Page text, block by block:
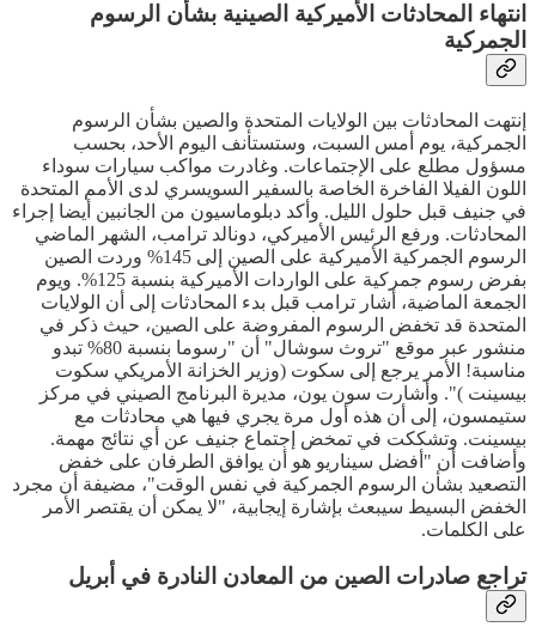
انتهاء المحادثات الأميركية الصينية بشأن الرسوم
الجمركية
إنتهت المحادثات بين الولايات المتحدة والصين بشأن الرسوم
الجمركية، يوم أمس السبت، وستستأنف اليوم الأحد، بحسب
مسؤول مطلع على الإجتماعات. وغادرت مواكب سيارات سوداء
اللون الفيلا الفاخرة الخاصة بالسفير السويسري لدى الأمم المتحدة
في جنيف قبل حلول الليل. وأكد دبلوماسيون من الجانبين أيضا إجراء
المحادثات. ورفع الرئيس الأميركي، دونالد ترامب، الشهر الماضي
الرسوم الجمركية الأميركية على الصين إلى 145% وردت الصين
بفرض رسوم جمركية على الواردات الأميركية بنسبة 125%. ويوم
الجمعة الماضية، أشار ترامب قبل بدء المحادثات إلى أن الولايات
المتحدة قد تخفض الرسوم المفروضة على الصين، حيث ذكر في
منشور عبر موقع "تروث سوشال" أن "رسوما بنسبة 80% تبدو
مناسبة! الأمر يرجع إلى سكوت (وزير الخزانة الأمريكي سكوت
بيسينت )". وأشارت سون يون، مديرة البرنامج الصيني في مركز
ستيمسون، إلى أن هذه أول مرة يجري فيها هي محادثات مع
بيسينت. وتشككت في تمخض إجتماع جنيف عن أي نتائج مهمة.
وأضافت أن "أفضل سيناريو هو أن يوافق الطرفان على خفض
التصعيد بشأن الرسوم الجمركية في نفس الوقت"، مضيفة أن مجرد
الخفض البسيط سيبعث بإشارة إيجابية، "لا يمكن أن يقتصر الأمر
على الكلمات.
تراجع صادرات الصين من المعادن النادرة في أبريل